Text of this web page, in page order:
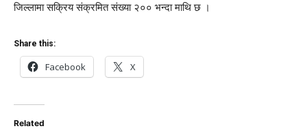
जिल्लामा सक्रिय संक्रमित संख्या २०० भन्दा माथि छ ।
Share this:
Facebook X
Related